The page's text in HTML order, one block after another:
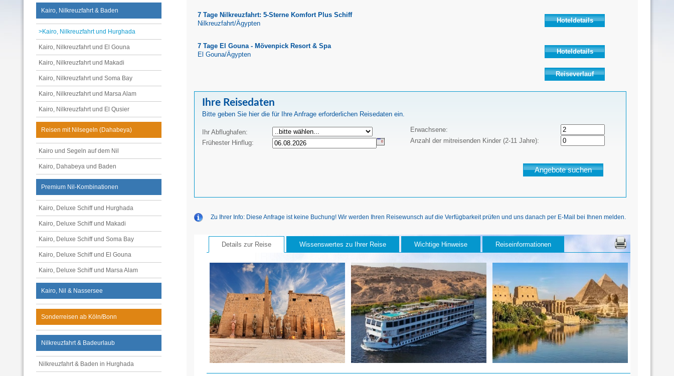
Kairo, Nilkreuzfahrt & Baden
>Kairo, Nilkreuzfahrt und Hurghada
Kairo, Nilkreuzfahrt und El Gouna
Kairo, Nilkreuzfahrt und Makadi
Kairo, Nilkreuzfahrt und Soma Bay
Kairo, Nilkreuzfahrt und Marsa Alam
Kairo, Nilkreuzfahrt und El Qusier
Reisen mit Nilsegeln (Dahabeya)
Kairo und Segeln auf dem Nil
Kairo, Dahabeya und Baden
Premium Nil-Kombinationen
Kairo, Deluxe Schiff und Hurghada
Kairo, Deluxe Schiff und Makadi
Kairo, Deluxe Schiff und Soma Bay
Kairo, Deluxe Schiff und El Gouna
Kairo, Deluxe Schiff und Marsa Alam
Kairo, Nil & Nassersee
Sonderreisen ab Köln/Bonn
Nilkreuzfahrt & Badeurlaub
Nilkreuzfahrt & Baden in Hurghada
7 Tage Nilkreuzfahrt: 5-Sterne Komfort Plus Schiff
Nilkreuzfahrt/Ägypten
Hoteldetails
7 Tage El Gouna - Mövenpick Resort & Spa
El Gouna/Ägypten
Hoteldetails
Reiseverlauf
Ihre Reisedaten
Bitte geben Sie hier die für Ihre Anfrage erforderlichen Reisedaten ein.
Ihr Abflughafen:
Frühester Hinflug:
Erwachsene:
Anzahl der mitreisenden Kinder (2-11 Jahre):
Zu Ihrer Info: Diese Anfrage ist keine Buchung! Wir werden Ihren Reisewunsch auf die Verfügbarkeit prüfen und uns danach per E-Mail bei Ihnen melden.